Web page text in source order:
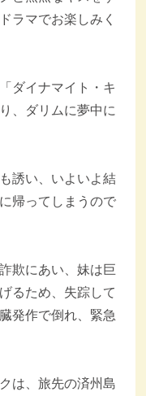
ラマでお楽しみく
ダイナマイト・キ
、ダリムに夢中に
誘い、いよいよ結
帰ってしまうので
欺にあい、妹は巨
るため、失踪して
発作で倒れ、緊急
は、旅先の済州島